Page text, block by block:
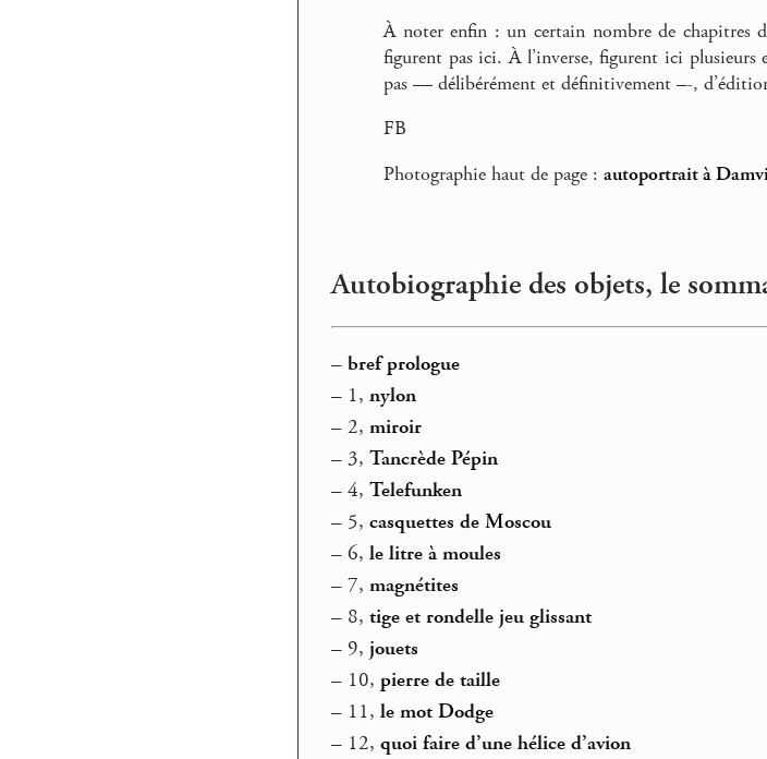
À noter enfin : un certain nombre de chapitres
figurent pas ici. À l’inverse, figurent ici plusieurs
pas — délibérément et définitivement –-,
FB
Photographie haut de page : autoportrait à
Autobiographie des objets, le
– bref prologue
– 1, nylon
– 2, miroir
– 3, Tancrède Pépin
– 4, Telefunken
– 5, casquettes de Moscou
– 6, le litre à moules
– 7, magnétites
– 8, tige et rondelle jeu glissant
– 9, jouets
– 10, pierre de taille
– 11, le mot Dodge
– 12, quoi faire d’une hélice d’avion